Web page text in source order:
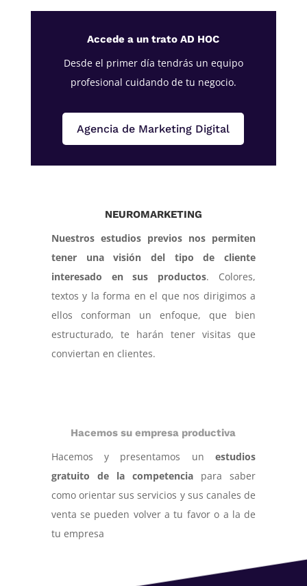
Accede a un trato AD HOC
Desde el primer día tendrás un equipo
profesional cuidando de tu negocio.
Agencia de Marketing Digital
NEUROMARKETING
Nuestros estudios previos nos permiten
tener una visión del tipo de cliente
interesado en sus productos. Colores,
textos y la forma en el que nos dirigimos a
ellos conforman un enfoque, que bien
estructurado, te harán tener visitas que
conviertan en clientes.
Hacemos su empresa productiva
Hacemos y presentamos unestudios
gratuito de la competencia para saber
como orientar sus servicios y sus canales de
venta se pueden volver a tu favor o a la de
tu empresa